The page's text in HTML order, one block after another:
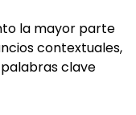
la mayor parte
contextuales,
clave